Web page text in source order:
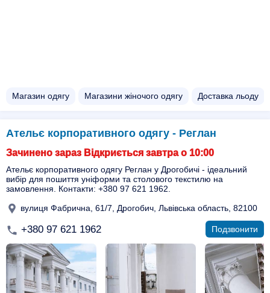
Магазин одягу Магазини жіночого одягу Доставка льоду
Ательє корпоративного одягу - Реглан
Зачинено зараз Відкриється завтра о 10:00
Ательє корпоративного одягу Реглан у Дрогобичі - ідеальний
вибір для пошиття уніформи та столового текстилю на
замовлення. Контакти: +380 97 621 1962.
вулиця Фабрична, 61/7, Дрогобич, Львівська область, 82100
+380 97 621 1962 Подзвонити